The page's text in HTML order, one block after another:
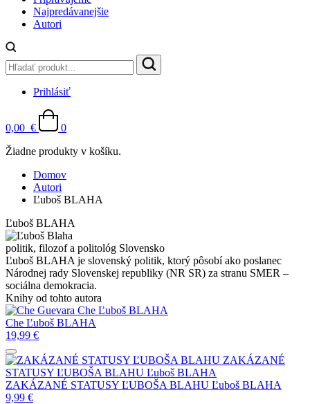
Najpredávanejšie
Autori
Prihlásiť
0,00 €
0
Žiadne produkty v košíku.
Domov
Autori
Ľuboš BLAHA
Ľuboš BLAHA
politik, filozof a politológ Slovensko
Ľuboš BLAHA je slovenský politik, ktorý pôsobí ako poslanec
Národnej rady Slovenskej republiky (NR SR) za stranu SMER –
sociálna demokracia.
Knihy od tohto autora
Che Ľuboš BLAHA
Che Ľuboš BLAHA
19,99 €
ZAKÁZANÉ
STATUSY ĽUBOŠA BLAHU Ľuboš BLAHA
ZAKÁZANÉ STATUSY ĽUBOŠA BLAHU Ľuboš BLAHA
9,99 €